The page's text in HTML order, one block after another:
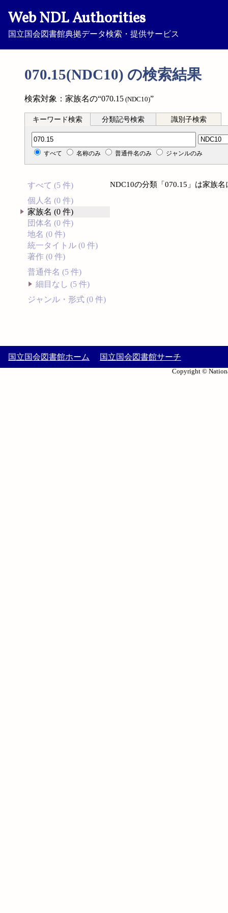
Web NDL Authorities
国立国会図書館典拠データ検索・提供サービス
070.15(NDC10) の検索結果
検索対象：家族名の“070.15 (NDC10)”
キーワード検索 分類記号検索 識別子検索
分類記号検索
すべて 名称のみ 普通件名のみ ジャンルのみ
すべて (5 件)
個人名 (0 件)
家族名 (0 件)
団体名 (0 件)
地名 (0 件)
統一タイトル (0 件)
著作 (0 件)
普通件名 (5 件)
細目なし (5 件)
ジャンル・形式 (0 件)
NDC10の分類「070.15」は家族
国立国会図書館ホーム 国立国会図書館サーチ
Copyright ©